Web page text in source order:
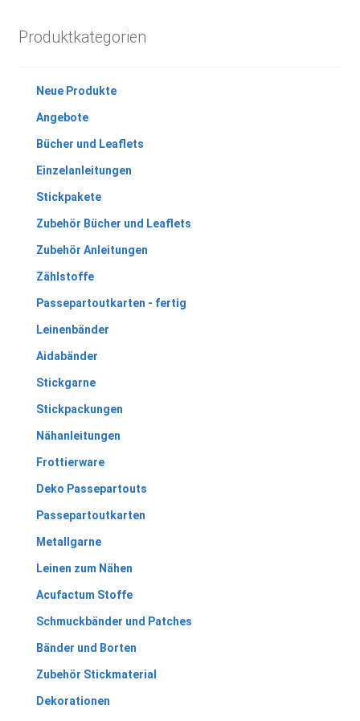
Produktkategorien
Neue Produkte
Angebote
Bücher und Leaflets
Einzelanleitungen
Stickpakete
Zubehör Bücher und Leaflets
Zubehör Anleitungen
Zählstoffe
Passepartoutkarten - fertig
Leinenbänder
Aidabänder
Stickgarne
Stickpackungen
Nähanleitungen
Frottierware
Deko Passepartouts
Passepartoutkarten
Metallgarne
Leinen zum Nähen
Acufactum Stoffe
Schmuckbänder und Patches
Bänder und Borten
Zubehör Stickmaterial
Dekorationen